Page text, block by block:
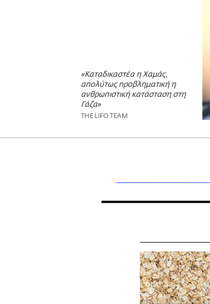
«Καταδικαστέα η Χαμάς,
απολύτως προβληματική η
ανθρωπιστική κατάσταση στη
Γάζα»
THE LIFO TEAM